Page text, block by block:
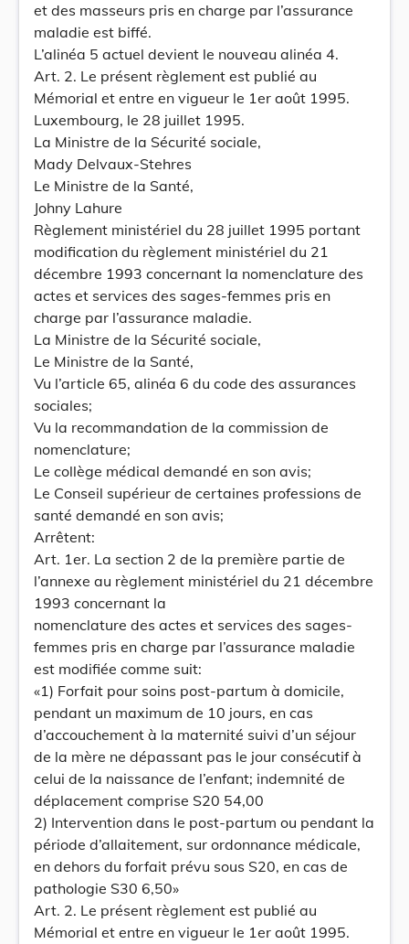
et des masseurs pris en charge par l’assurance
maladie est biffé.
L’alinéa 5 actuel devient le nouveau alinéa 4.
Art. 2. Le présent règlement est publié au
Mémorial et entre en vigueur le 1er août 1995.
Luxembourg, le 28 juillet 1995.
La Ministre de la Sécurité sociale,
Mady Delvaux-Stehres
Le Ministre de la Santé,
Johny Lahure
Règlement ministériel du 28 juillet 1995 portant
modification du règlement ministériel du 21
décembre 1993 concernant la nomenclature des
actes et services des sages-femmes pris en
charge par l’assurance maladie.
La Ministre de la Sécurité sociale,
Le Ministre de la Santé,
Vu l’article 65, alinéa 6 du code des assurances
sociales;
Vu la recommandation de la commission de
nomenclature;
Le collège médical demandé en son avis;
Le Conseil supérieur de certaines professions de
santé demandé en son avis;
Arrêtent:
Art. 1er. La section 2 de la première partie de
l’annexe au règlement ministériel du 21 décembre
1993 concernant la
nomenclature des actes et services des sages-
femmes pris en charge par l’assurance maladie
est modifiée comme suit:
«1) Forfait pour soins post-partum à domicile,
pendant un maximum de 10 jours, en cas
d’accouchement à la maternité suivi d’un séjour
de la mère ne dépassant pas le jour consécutif à
celui de la naissance de l’enfant; indemnité de
déplacement comprise S20 54,00
2) Intervention dans le post-partum ou pendant la
période d’allaitement, sur ordonnance médicale,
en dehors du forfait prévu sous S20, en cas de
pathologie S30 6,50»
Art. 2. Le présent règlement est publié au
Mémorial et entre en vigueur le 1er août 1995.